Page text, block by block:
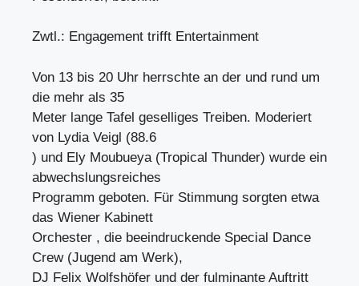
Zwtl.: Engagement trifft Entertainment
Von 13 bis 20 Uhr herrschte an der und rund um
die mehr als 35
Meter lange Tafel geselliges Treiben. Moderiert
von Lydia Veigl (88.6
) und Ely Moubueya (Tropical Thunder) wurde ein
abwechslungsreiches
Programm geboten. Für Stimmung sorgten etwa
das Wiener Kabinett
Orchester , die beeindruckende Special Dance
Crew (Jugend am Werk),
DJ Felix Wolfshöfer und der fulminante Auftritt